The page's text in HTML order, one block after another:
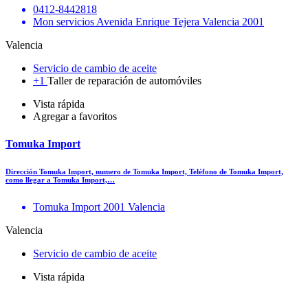
0412-8442818
Mon servicios Avenida Enrique Tejera Valencia 2001
Valencia
Servicio de cambio de aceite
+1 Taller de reparación de automóviles
Vista rápida
Agregar a favoritos
Tomuka Import
Dirección Tomuka Import, numero de Tomuka Import, Teléfono de Tomuka Import,
como llegar a Tomuka Import,…
Tomuka Import 2001 Valencia
Valencia
Servicio de cambio de aceite
Vista rápida